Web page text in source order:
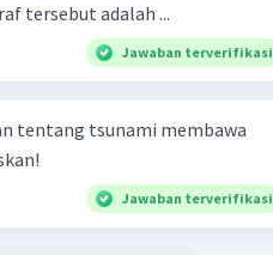
tersebut adalah ...
Jawaban terverifikasi
tentang tsunami membawa
Jawaban terverifikasi